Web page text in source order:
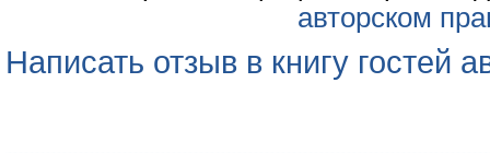
авторском
Написать отзыв в книгу гостей